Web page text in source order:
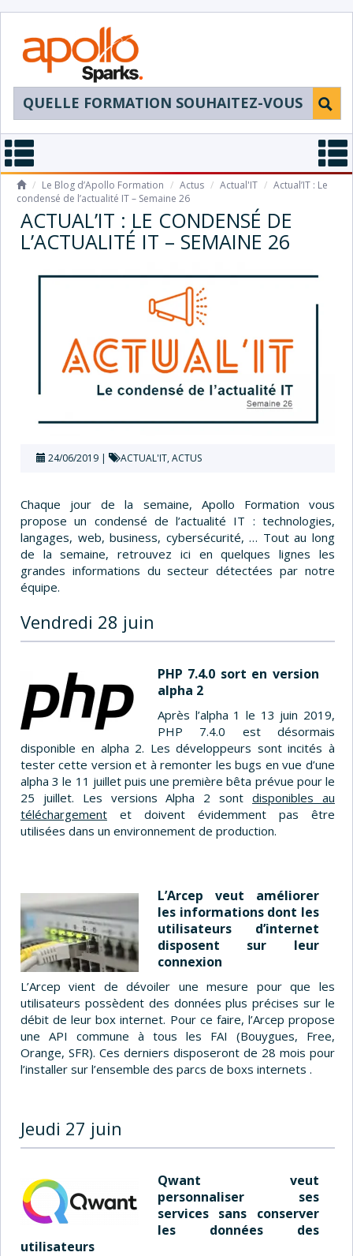
/ Le Blog d’Apollo Formation / Actus / Actual'IT / Actual’IT : Le
condensé de l’actualité IT – Semaine 26
ACTUAL’IT : LE CONDENSÉ DE
L’ACTUALITÉ IT – SEMAINE 26
24/06/2019 ACTUAL'IT,ACTUS
Chaque jour de la semaine, Apollo Formation vous
propose un condensé de l’actualité IT : technologies,
langages, web, business, cybersécurité, … Tout au long
de la semaine, retrouvez ici en quelques lignes les
grandes informations du secteur détectées par notre
équipe.
Vendredi 28 juin
PHP 7.4.0 sort en version
alpha 2
Après l’alpha 1 le 13 juin 2019,
PHP 7.4.0 est désormais
disponible en alpha 2. Les développeurs sont incités à
tester cette version et à remonter les bugs en vue d’une
alpha 3 le 11 juillet puis une première bêta prévue pour le
25 juillet. Les versions Alpha 2 sontdisponibles au
téléchargement et doivent évidemment pas être
utilisées dans un environnement de production.
L’Arcep veut améliorer
les informations dont les
utilisateurs d’internet
disposent sur leur
connexion
L’Arcep vient de dévoiler une mesure pour que les
utilisateurs possèdent des données plus précises sur le
débit de leur box internet. Pour ce faire, l’Arcep propose
une API commune à tous les FAI (Bouygues, Free,
Orange, SFR). Ces derniers disposeront de 28 mois pour
l’installer sur l’ensemble des parcs de boxs internets .
Jeudi 27 juin
Qwant veut
personnaliser ses
services sans conserver
les données des
utilisateurs